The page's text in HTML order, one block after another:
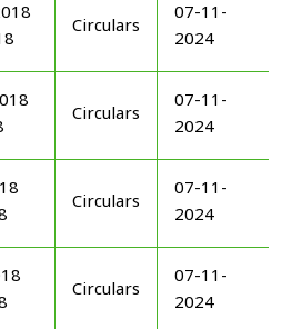
Circulars
07-11-
2024
Circulars
07-11-
2024
Circulars
07-11-
2024
Circulars
07-11-
2024